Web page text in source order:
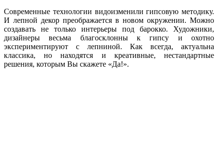
Современные технологии видоизменили гипсовую методику.
И лепной декор преображается в новом окружении. Можно
создавать не только интерьеры под барокко. Художники,
дизайнеры весьма благосклонны к гипсу и охотно
экспериментируют с лепниной. Как всегда, актуальна
классика, но находятся и креативные, нестандартные
решения, которым Вы скажете «Да!».